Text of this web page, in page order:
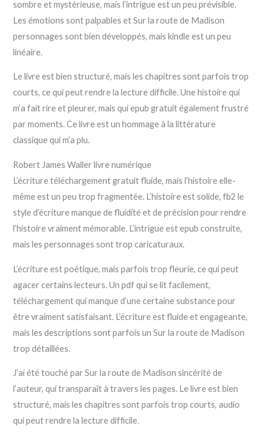
sombre et mystérieuse, mais l’intrigue est un peu prévisible.
Les émotions sont palpables et Sur la route de Madison
personnages sont bien développés, mais kindle est un peu
linéaire.
Le livre est bien structuré, mais les chapitres sont parfois trop
courts, ce qui peut rendre la lecture difficile. Une histoire qui
m’a fait rire et pleurer, mais qui epub gratuit également frustré
par moments. Ce livre est un hommage à la littérature
classique qui m’a plu.
Robert James Waller livre numérique
L’écriture téléchargement gratuit fluide, mais l’histoire elle-
même est un peu trop fragmentée. L’histoire est solide, fb2 le
style d’écriture manque de fluidité et de précision pour rendre
l’histoire vraiment mémorable. L’intrigue est epub construite,
mais les personnages sont trop caricaturaux.
L’écriture est poétique, mais parfois trop fleurie, ce qui peut
agacer certains lecteurs. Un pdf qui se lit facilement,
téléchargement qui manque d’une certaine substance pour
être vraiment satisfaisant. L’écriture est fluide et engageante,
mais les descriptions sont parfois un Sur la route de Madison
trop détaillées.
J’ai été touché par Sur la route de Madison sincérité de
l’auteur, qui transparaît à travers les pages. Le livre est bien
structuré, mais les chapitres sont parfois trop courts, audio
qui peut rendre la lecture difficile.